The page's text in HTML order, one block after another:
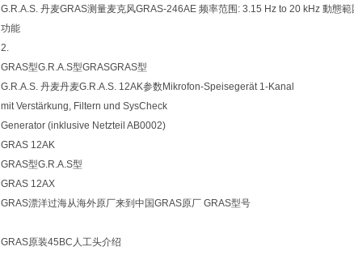
G.R.A.S. 丹麦GRAS测量麦克风GRAS-246AE 频率范围: 3.15 Hz to 20 kHz 動
功能
2.
GRAS型G.R.A.S型GRASGRAS型
G.R.A.S. 丹麦丹麦G.R.A.S. 12AK参数Mikrofon-Speisegerät 1-Kanal
mit Verstärkung, Filtern und SysCheck
Generator (inklusive Netzteil AB0002)
GRAS 12AK
GRAS型G.R.A.S型
GRAS 12AX
GRAS漂洋过海从海外原厂来到中国GRAS原厂 GRAS型号
GRAS原装45BC人工头介绍